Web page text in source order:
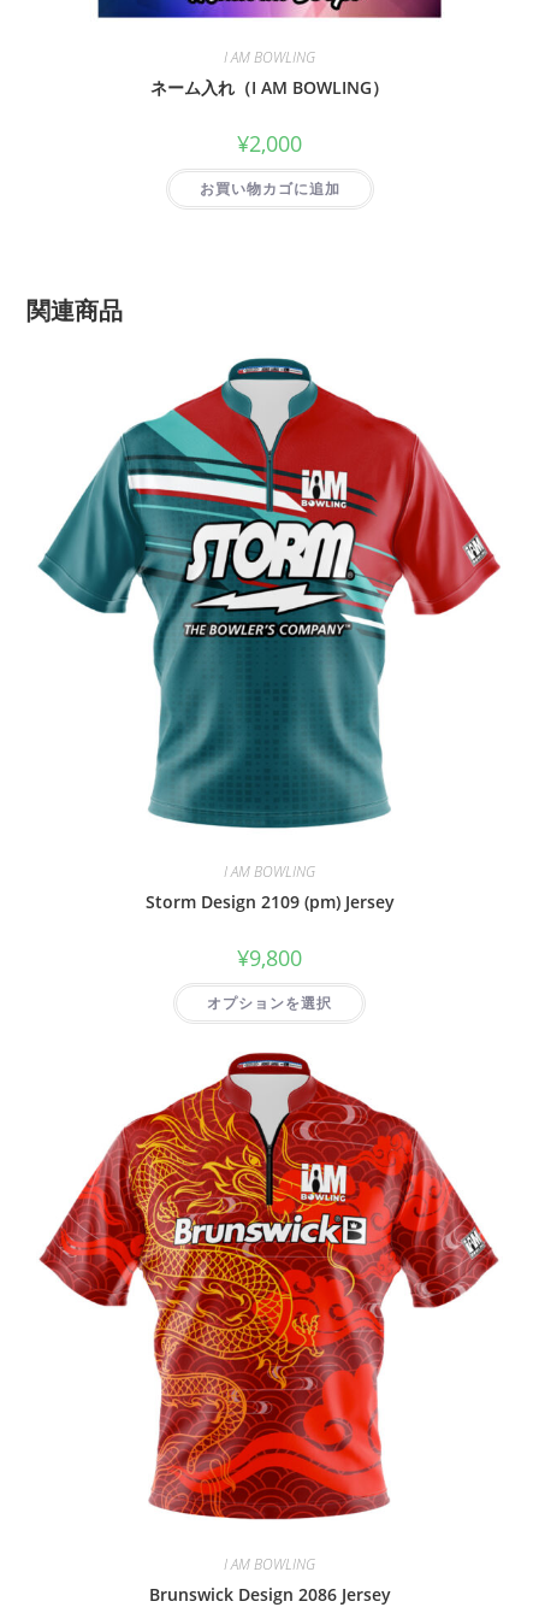
I AM BOWLING
ネーム入れ（I AM BOWLING）
¥2,000
お買い物カゴに追加
関連商品
I AM BOWLING
Storm Design 2109 (pm) Jersey
¥9,800
オプションを選択
I AM BOWLING
Brunswick Design 2086 Jersey